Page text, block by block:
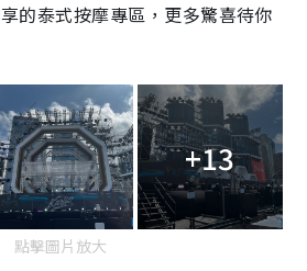
的泰式按摩專區，更多驚喜待你
+13
點擊圖片放大